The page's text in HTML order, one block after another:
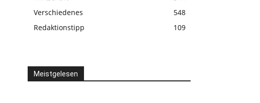
Verschiedenes
548
Redaktionstipp
109
Meistgelesen